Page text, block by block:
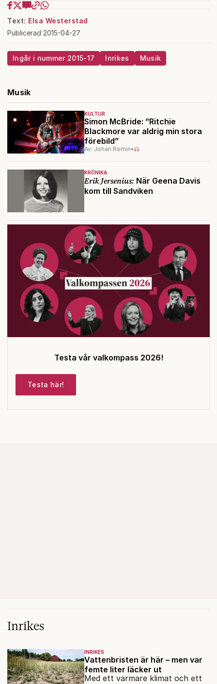
Text: Elsa Westerstad
Publicerad 2015-04-27
Ingår i nummer 2015-17 Inrikes Musik
Musik
KULTUR
Simon McBride: ”Ritchie
Blackmore var aldrig min stora
förebild”
Av: Johan Romin•
KRÖNIKA
Erik Jersenius: När Geena Davis
kom till Sandviken
Testa vår valkompass 2026!
Testa här!
Inrikes
INRIKES
Vattenbristen är här – men var
femte liter läcker ut
Med ett varmare klimat och ett